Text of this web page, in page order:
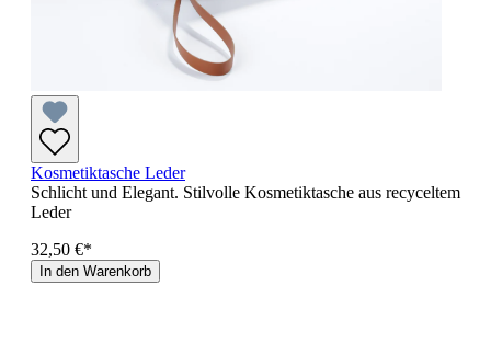
Kosmetiktasche Leder
Schlicht und Elegant. Stilvolle Kosmetiktasche aus recyceltem
Leder
32,50 €*
In den Warenkorb